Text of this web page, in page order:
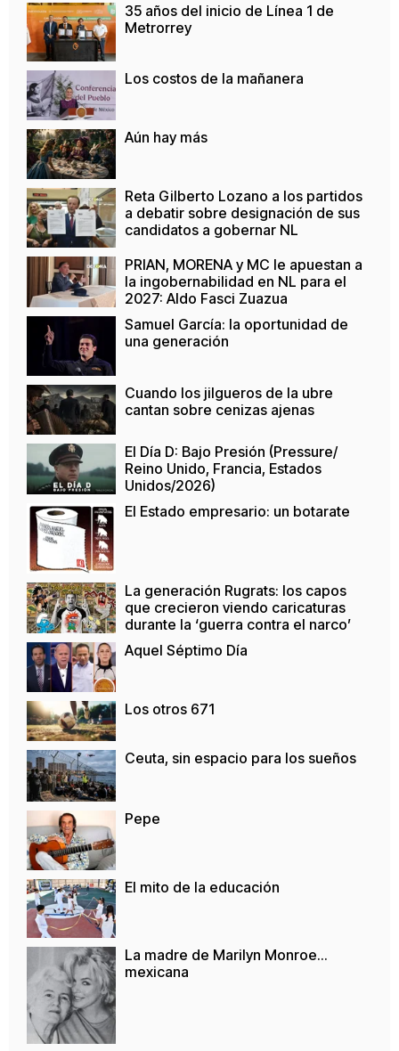
35 años del inicio de Línea 1 de
Metrorrey
Los costos de la mañanera
Aún hay más
Reta Gilberto Lozano a los partidos
a debatir sobre designación de sus
candidatos a gobernar NL
PRIAN, MORENA y MC le apuestan a
la ingobernabilidad en NL para el
2027: Aldo Fasci Zuazua
Samuel García: la oportunidad de
una generación
Cuando los jilgueros de la ubre
cantan sobre cenizas ajenas
El Día D: Bajo Presión (Pressure/
Reino Unido, Francia, Estados
Unidos/2026)
El Estado empresario: un botarate
La generación Rugrats: los capos
que crecieron viendo caricaturas
durante la ‘guerra contra el narco’
Aquel Séptimo Día
Los otros 671
Ceuta, sin espacio para los sueños
Pepe
El mito de la educación
La madre de Marilyn Monroe…
mexicana